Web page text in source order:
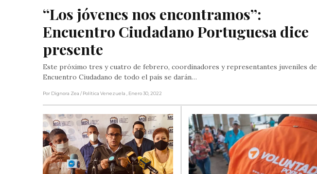
“Los jóvenes nos encontramos”:
Encuentro Ciudadano Portuguesa dice
presente
Este próximo tres y cuatro de febrero, coordinadores y representantes juveniles de
Encuentro Ciudadano de todo el país se darán…
Por Dignora Zea / Política Venezuela , Enero 30, 2022